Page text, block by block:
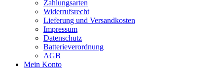
Zahlungsarten
Widerrufsrecht
Lieferung und Versandkosten
Impressum
Datenschutz
Batterieverordnung
AGB
Mein Konto